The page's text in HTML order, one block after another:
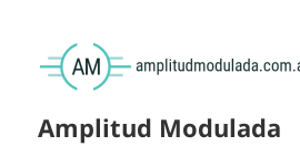
Amplitud Modulada